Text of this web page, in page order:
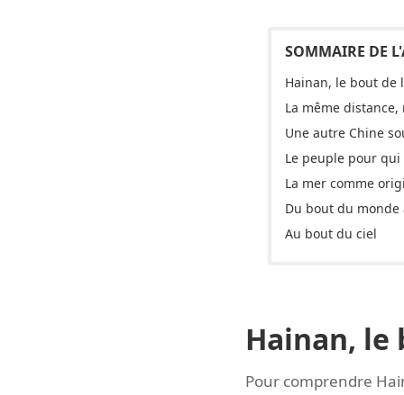
Hainan, le bout de
La même
Une autre Chine
Le peuple pour
La mer comme
Du bout du
Au bout du ciel
Hainan, le
Pour comprendre